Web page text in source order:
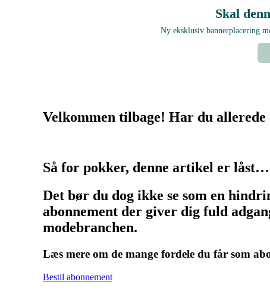
Skal
Ny eksklusiv bannerplacering
Velkommen tilbage! Har du allerede
Så for pokker, denne artikel er låst…
Det bør du dog ikke se som en
abonnement der giver dig fuld
modebranchen.
Læs mere om de mange fordele du får som
Bestil abonnement